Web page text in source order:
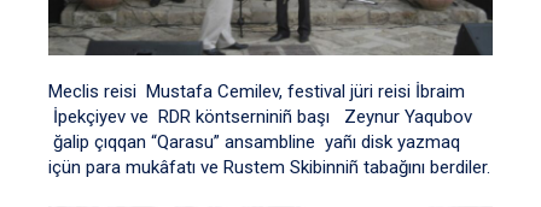
Meclis reisi Mustafa Cemilev, festival jüri reisi İbraim
İpekçiyev ve RDR köntserniniñ başı Zeynur Yaqubov
ğalip çıqqan “Qarasu” ansambline yañı disk yazmaq
içün para mukâfatı ve Rustem Skibinniñ tabağını berdiler.